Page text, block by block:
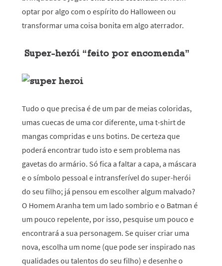
optar por algo com o espírito do Halloween ou
transformar uma coisa bonita em algo aterrador.
Super-herói “feito por encomenda”
Tudo o que precisa é de um par de meias coloridas,
umas cuecas de uma cor diferente, uma t-shirt de
mangas compridas e uns botins. De certeza que
poderá encontrar tudo isto e sem problema nas
gavetas do armário. Só fica a faltar a capa, a máscara
e o símbolo pessoal e intransferível do super-herói
do seu filho; já pensou em escolher algum malvado?
O Homem Aranha tem um lado sombrio e o Batman é
um pouco repelente, por isso, pesquise um pouco e
encontrará a sua personagem. Se quiser criar uma
nova, escolha um nome (que pode ser inspirado nas
qualidades ou talentos do seu filho) e desenhe o